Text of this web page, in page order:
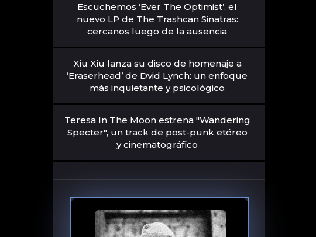
Escuchemos ‘Ever The Optimist’, el
nuevo LP de The Trashcan Sinatras:
cercanos luego de la ausencia
Xiu Xiu lanza su disco de homenaje a
‘Eraserhead’ de Dvid Lynch: un enfoque
más inquietante y psicológico
Teresa In The Moon estrena "Wandering
Specter", un track de post-punk etéreo
y cinematográfico